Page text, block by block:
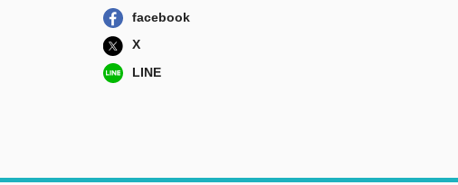
facebook
X
LINE